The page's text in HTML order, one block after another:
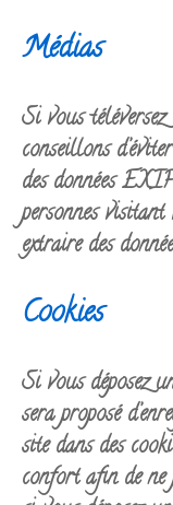
Médias
Si vous
conseillons
des données
personnes
extraire des
Cookies
Si vous déposez
sera proposé
site dans des
confort afin de